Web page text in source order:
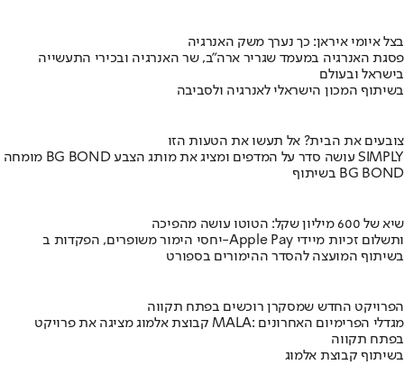
בצל איומי איראן: כך נערך משק האנרגיה
פסגת האנרגיה במעמד שגריר ארה"ב, שר האנרגיה ובכירי התעשייה
בישראל ובעולם
בשיתוף המכון הישראלי לאנרגיה ולסביבה
צובעים את הבית? אל תעשו את הטעות הזו
מומחה BG BOND עושה סדר על המדפים ומציג את מותג הצבע SIMPLY
בשיתוף BG BOND
שיא של 600 מיליון שקל: הטוטו עושה מהפיכה
יחסי הימור משופרים, הפקדות ב-Apple Pay ותשלום זכיות מיידי
בשיתוף המועצה להסדר ההימורים בספורט
הפרויקט החדש שמסקרן רוכשים בפתח תקווה
קבוצת אלמוג מציגה את פרויקט MALA: מגדלי הפרימיום האחרונים
בפתח תקווה
בשיתוף קבוצת אלמוג